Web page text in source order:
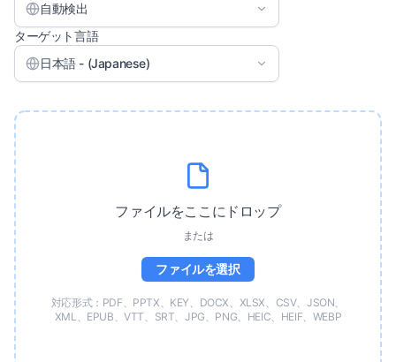
自動検出
ターゲット言語
日本語 - (Japanese)
ファイルをここにドロップ
または
ファイルを選択
対応形式：PDF、PPTX、KEY、DOCX、XLSX、CSV、JSON、
XML、EPUB、VTT、SRT、JPG、PNG、HEIC、HEIF、WEBP